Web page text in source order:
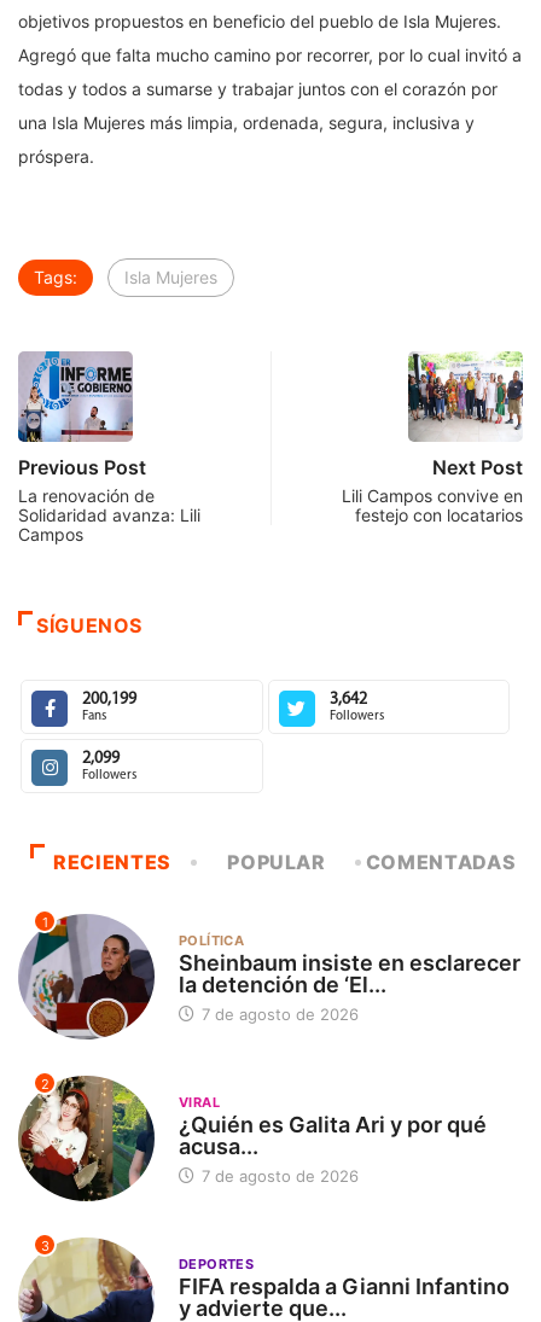
objetivos propuestos en beneficio del pueblo de Isla Mujeres.
Agregó que falta mucho camino por recorrer, por lo cual invitó a
todas y todos a sumarse y trabajar juntos con el corazón por
una Isla Mujeres más limpia, ordenada, segura, inclusiva y
próspera.
Tags: Isla Mujeres
Previous Post
La renovación de
Solidaridad avanza: Lili
Campos
Next Post
Lili Campos convive en
festejo con locatarios
SÍGUENOS
200,199
Fans
3,642
Followers
2,099
Followers
RECIENTES POPULAR COMENTADAS
1
POLÍTICA
Sheinbaum insiste en esclarecer
la detención de ‘El...
7 de agosto de 2026
2
VIRAL
¿Quién es Galita Ari y por qué
acusa...
7 de agosto de 2026
3
DEPORTES
FIFA respalda a Gianni Infantino
y advierte que...